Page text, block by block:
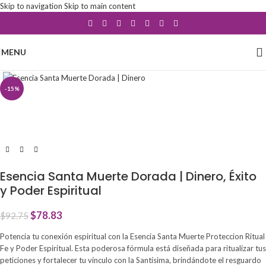
Skip to navigation Skip to main content
MENU
-15%
Esencia Santa Muerte Dorada | Dinero, Éxito
y Poder Espiritual
$92.75$78.83
Potencia tu conexión espiritual con la Esencia Santa Muerte Proteccion Ritual
Fe y Poder Espiritual. Esta poderosa fórmula está diseñada para ritualizar tus
peticiones y fortalecer tu vínculo con la Santísima, brindándote el resguardo